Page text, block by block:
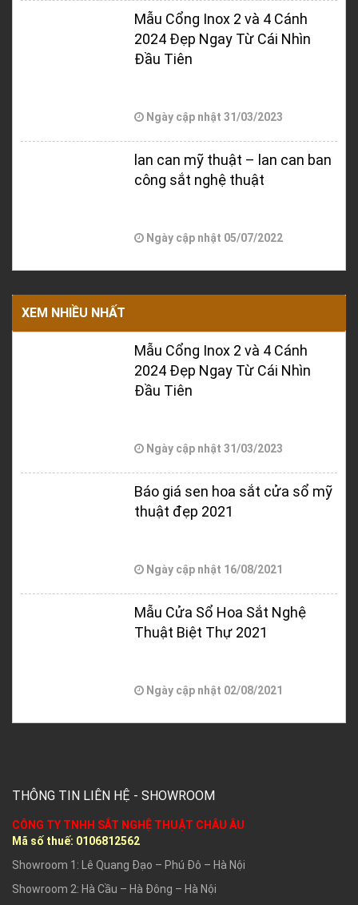
Mẫu Cổng Inox 2 và 4 Cánh
2024 Đẹp Ngay Từ Cái Nhìn
Đầu Tiên
Ngày cập nhật 31/03/2023
lan can mỹ thuật – lan can ban
công sắt nghệ thuật
Ngày cập nhật 05/07/2022
XEM NHIỀU NHẤT
Mẫu Cổng Inox 2 và 4 Cánh
2024 Đẹp Ngay Từ Cái Nhìn
Đầu Tiên
Ngày cập nhật 31/03/2023
Báo giá sen hoa sắt cửa sổ mỹ
thuật đẹp 2021
Ngày cập nhật 16/08/2021
Mẫu Cửa Sổ Hoa Sắt Nghệ
Thuật Biệt Thự 2021
Ngày cập nhật 02/08/2021
THÔNG TIN LIÊN HỆ - SHOWROOM
CÔNG TY TNHH SẮT NGHỆ THUẬT CHÂU ÂU
Mã số thuế: 0106812562
Showroom 1: Lê Quang Đạo – Phú Đô – Hà Nội
Showroom 2: Hà Cầu – Hà Đông – Hà Nội